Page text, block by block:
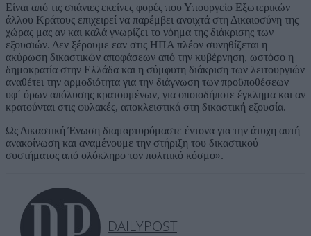
Είναι από τις σπάνιες εκείνες φορές που Υπουργείο Εξωτερικών
άλλου Κράτους επιχειρεί να παρέμβει ανοιχτά στη Δικαιοσύνη της
χώρας μας αν και καλά γνωρίζει το νόημα της διάκρισης των
εξουσιών. Δεν ξέρουμε εαν στις ΗΠΑ πλέον συνηθίζεται η
ακύρωση δικαστικών αποφάσεων από την κυβέρνηση, ωστόσο η
δημοκρατία στην Ελλάδα και η σύμφυτη διάκριση των λειτουργιών
αναθέτει την αρμοδιότητα για την διάγνωση των προϋποθέσεων
υφ΄ όρων απόλυσης κρατουμένων, για οποιοδήποτε έγκλημα και αν
κρατούνται στις φυλακές, αποκλειστικά στη δικαστική εξουσία.
Ως Δικαστική Ένωση διαμαρτυρόμαστε έντονα για την άτυχη αυτή
ανακοίνωση και αναμένουμε την στήριξη του δικαστικού
συστήματος από ολόκληρο τον πολιτικό κόσμο».
DAILYPOST